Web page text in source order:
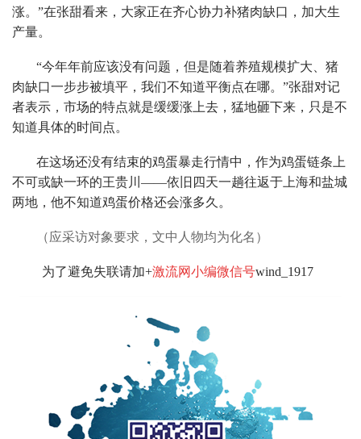
涨。”在张甜看来，大家正在齐心协力补猪肉缺口，加大生
产量。
“今年年前应该没有问题，但是随着养殖规模扩大、猪
肉缺口一步步被填平，我们不知道平衡点在哪。”张甜对记
者表示，市场的特点就是缓缓涨上去，猛地砸下来，只是不
知道具体的时间点。
在这场还没有结束的鸡蛋暴走行情中，作为鸡蛋链条上
不可或缺一环的王贵川——依旧四天一趟往返于上海和盐城
两地，他不知道鸡蛋价格还会涨多久。
（应采访对象要求，文中人物均为化名）
为了避免失联请加+激流网小编微信号wind_1917